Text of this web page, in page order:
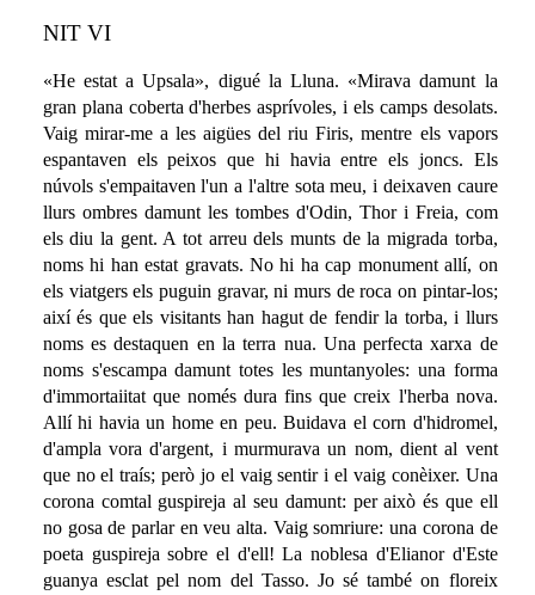
NIT VI
«He estat a Upsala», digué la Lluna. «Mirava damunt la
gran plana coberta d'herbes asprívoles, i els camps desolats.
Vaig mirar-me a les aigües del riu Firis, mentre els vapors
espantaven els peixos que hi havia entre els joncs. Els
núvols s'empaitaven l'un a l'altre sota meu, i deixaven caure
llurs ombres damunt les tombes d'Odin, Thor i Freia, com
els diu la gent. A tot arreu dels munts de la migrada torba,
noms hi han estat gravats. No hi ha cap monument allí, on
els viatgers els puguin gravar, ni murs de roca on pintar-los;
així és que els visitants han hagut de fendir la torba, i llurs
noms es destaquen en la terra nua. Una perfecta xarxa de
noms s'escampa damunt totes les muntanyoles: una forma
d'immortaiitat que només dura fins que creix l'herba nova.
Allí hi havia un home en peu. Buidava el corn d'hidromel,
d'ampla vora d'argent, i murmurava un nom, dient al vent
que no el traís; però jo el vaig sentir i el vaig conèixer. Una
corona comtal guspireja al seu damunt: per això és que ell
no gosa de parlar en veu alta. Vaig somriure: una corona de
poeta guspireja sobre el d'ell! La noblesa d'Elianor d'Este
guanya esclat pel nom del Tasso. Jo sé també on floreix